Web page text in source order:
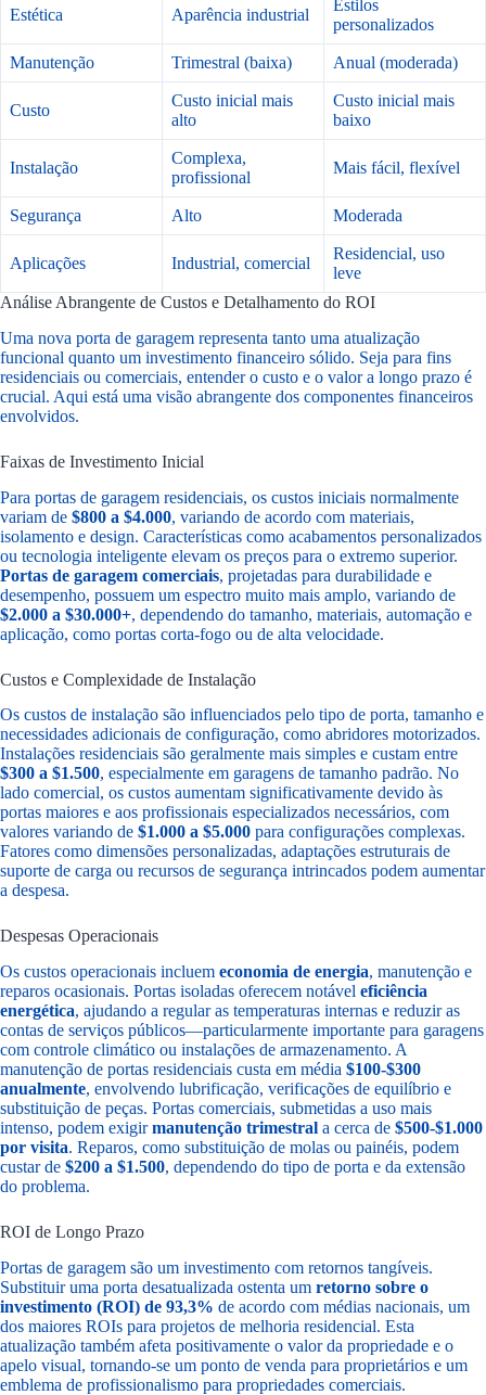
Estética Aparência industrial
Estilos
personalizados
Manutenção Trimestral (baixa) Anual (moderada)
Custo
Custo inicial mais
alto
Custo inicial mais
baixo
Instalação
Complexa,
profissional
Mais fácil, flexível
Segurança Alto Moderada
Aplicações Industrial, comercial
Residencial, uso
leve
Análise Abrangente de Custos e Detalhamento do ROI
Uma nova porta de garagem representa tanto uma atualização
funcional quanto um investimento financeiro sólido. Seja para fins
residenciais ou comerciais, entender o custo e o valor a longo prazo é
crucial. Aqui está uma visão abrangente dos componentes financeiros
envolvidos.
Faixas de Investimento Inicial
Para portas de garagem residenciais, os custos iniciais normalmente
variam de $800 a $4.000, variando de acordo com materiais,
isolamento e design. Características como acabamentos personalizados
ou tecnologia inteligente elevam os preços para o extremo superior.
Portas de garagem comerciais, projetadas para durabilidade e
desempenho, possuem um espectro muito mais amplo, variando de
$2.000 a $30.000+, dependendo do tamanho, materiais, automação e
aplicação, como portas corta-fogo ou de alta velocidade.
Custos e Complexidade de Instalação
Os custos de instalação são influenciados pelo tipo de porta, tamanho e
necessidades adicionais de configuração, como abridores motorizados.
Instalações residenciais são geralmente mais simples e custam entre
$300 a $1.500, especialmente em garagens de tamanho padrão. No
lado comercial, os custos aumentam significativamente devido às
portas maiores e aos profissionais especializados necessários, com
valores variando de $1.000 a $5.000 para configurações complexas.
Fatores como dimensões personalizadas, adaptações estruturais de
suporte de carga ou recursos de segurança intrincados podem aumentar
a despesa.
Despesas Operacionais
Os custos operacionais incluem economia de energia, manutenção e
reparos ocasionais. Portas isoladas oferecem notável eficiência
energética, ajudando a regular as temperaturas internas e reduzir as
contas de serviços públicos—particularmente importante para garagens
com controle climático ou instalações de armazenamento. A
manutenção de portas residenciais custa em média $100-$300
anualmente, envolvendo lubrificação, verificações de equilíbrio e
substituição de peças. Portas comerciais, submetidas a uso mais
intenso, podem exigirmanutenção trimestral a cerca de $500-$1.000
por visita. Reparos, como substituição de molas ou painéis, podem
custar de $200 a $1.500, dependendo do tipo de porta e da extensão
do problema.
ROI de Longo Prazo
Portas de garagem são um investimento com retornos tangíveis.
Substituir uma porta desatualizada ostenta um retorno sobre o
investimento (ROI) de 93,3% de acordo com médias nacionais, um
dos maiores ROIs para projetos de melhoria residencial. Esta
atualização também afeta positivamente o valor da propriedade e o
apelo visual, tornando-se um ponto de venda para proprietários e um
emblema de profissionalismo para propriedades comerciais.